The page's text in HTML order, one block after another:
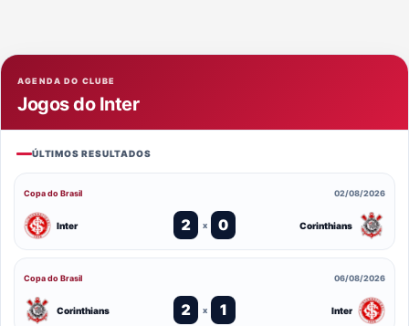
AGENDA DO CLUBE
Jogos do Inter
ÚLTIMOS RESULTADOS
Copa do Brasil 02/08/2026
Inter 2 x 0 Corinthians
Copa do Brasil 06/08/2026
Corinthians 2 x 1 Inter